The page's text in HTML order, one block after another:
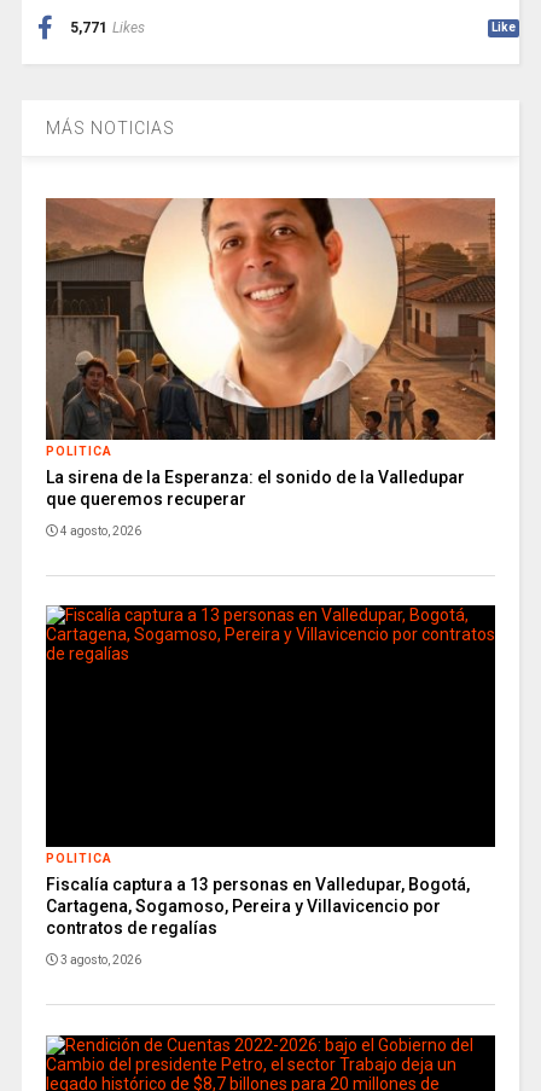
5,771 Likes Like
MÁS NOTICIAS
POLITICA
La sirena de la Esperanza: el sonido de la Valledupar
que queremos recuperar
4 agosto, 2026
POLITICA
Fiscalía captura a 13 personas en Valledupar, Bogotá,
Cartagena, Sogamoso, Pereira y Villavicencio por
contratos de regalías
3 agosto, 2026